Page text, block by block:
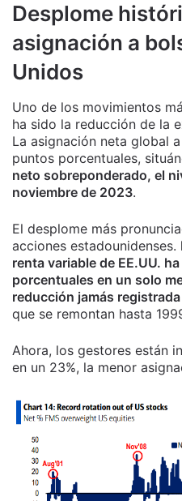
Desplome
asignación a
Unidos
Uno de los movimientos
ha sido la reducción de la
La asignación neta global
puntos porcentuales,
neto sobreponderado, el
noviembre de 2023.
El desplome más
acciones estadounidenses.
renta variable de EE.UU.
porcentuales en un solo
reducción jamás
que se remontan hasta
Ahora, los gestores están
en un 23%, la menor